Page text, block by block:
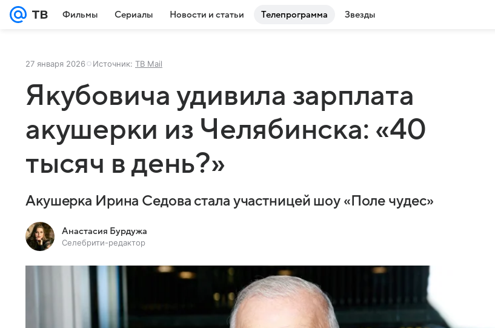
Фильмы Сериалы Новости и статьи Телепрограмма Звезды
27 января 2026 Источник: ТВ Mail
Якубовича удивила зарплата
акушерки из Челябинска: «40
тысяч в день?»
Акушерка Ирина Седова стала участницей шоу «Поле чудес»
Анастасия Бурдужа
Селебрити-редактор